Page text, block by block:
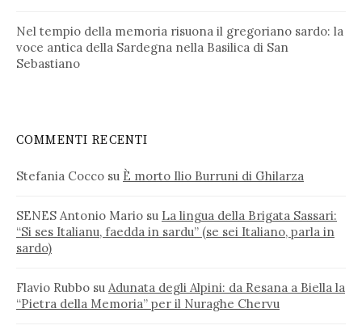
Nel tempio della memoria risuona il gregoriano sardo: la
voce antica della Sardegna nella Basilica di San
Sebastiano
COMMENTI RECENTI
Stefania Cocco su È morto Ilio Burruni di Ghilarza
SENES Antonio Mario su La lingua della Brigata Sassari:
“Si ses Italianu, faedda in sardu” (se sei Italiano, parla in
sardo)
Flavio Rubbo su Adunata degli Alpini: da Resana a Biella la
“Pietra della Memoria” per il Nuraghe Chervu